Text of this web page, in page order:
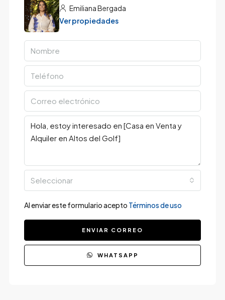
Emiliana Bergada
Ver propiedades
Seleccionar
Al enviar este formulario acepto Términos de uso
ENVIAR CORREO
WHATSAPP